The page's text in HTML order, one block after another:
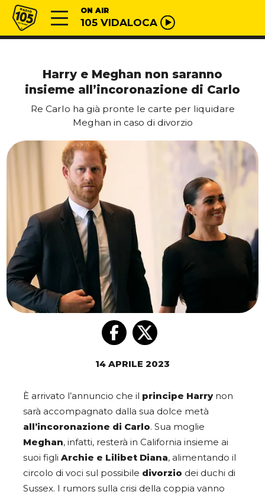
Vai al contenuto
Radio 105 ON AIR
105 VIDALOCA
Harry e Meghan non saranno
insieme all’incoronazione di Carlo
Re Carlo ha già pronte le carte per liquidare
Meghan in caso di divorzio
14 APRILE 2023
È arrivato l’annuncio che il principe Harrynon
sarà accompagnato dalla sua dolce metà
all’incoronazione di Carlo. Sua moglie
Meghan, infatti, resterà in California insieme ai
suoi figli Archie e Lilibet Diana, alimentando il
circolo di voci sul possibile divorzio dei duchi di
Sussex. I rumors sulla crisi della coppia vanno